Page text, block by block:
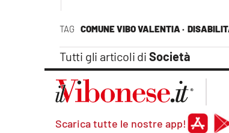
TAG COMUNE VIBO VALENTIA ·
Tutti gli articoli di Società
Scarica tutte le nostre app!